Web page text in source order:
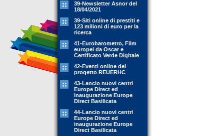
39-Newsletter Asnor del
18/04/2021
39-Siti online di prestiti e
123 milioni di euro per la
ricerca
41-Eurobarometro, Film
europei da Oscar e
Certificato Verde Digitale
42-Eventi online del
progetto REUERHC
43-Lancio nuovi centri
Europe Direct ed
inaugurazione Europe
Direct Basilicata
44-Lancio nuovi centri
Europe Direct ed
inaugurazione Europe
Direct Basilicata